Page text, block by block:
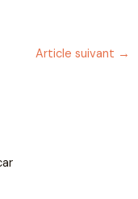
Article suivant →